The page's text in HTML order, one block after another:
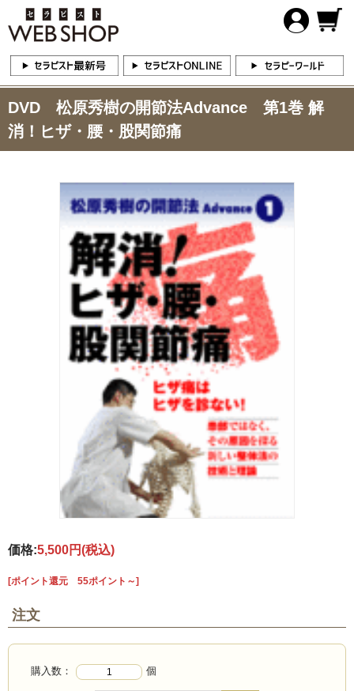
DVD 松原秀樹の開節法Advance 第1巻 解
消！ヒザ・腰・股関節痛
価格:5,500円(税込)
[ポイント還元 55ポイント～]
注文
購入数： 個